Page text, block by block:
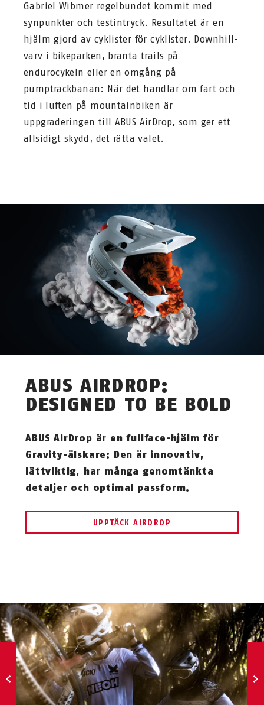
Gabriel Wibmer regelbundet kommit med
synpunkter och testintryck. Resultatet är en
hjälm gjord av cyklister för cyklister. Downhill-
varv i bikeparken, branta trails på
endurocykeln eller en omgång på
pumptrackbanan: När det handlar om fart och
tid i luften på mountainbiken är
uppgraderingen till ABUS AirDrop, som ger ett
allsidigt skydd, det rätta valet.
ABUS AIRDROP:
DESIGNED TO BE BOLD
ABUS AirDrop är en fullface-hjälm för
Gravity-älskare: Den är innovativ,
lättviktig, har många genomtänkta
detaljer och optimal passform.
UPPTÄCK AIRDROP